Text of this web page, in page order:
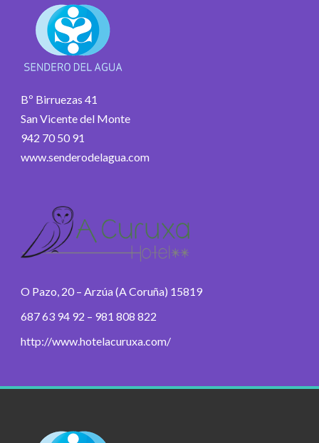
Bº Birruezas 41
San Vicente del Monte
942 70 50 91
www.senderodelagua.com
O Pazo, 20 – Arzúa (A Coruña) 15819
687 63 94 92 – 981 808 822
http://www.hotelacuruxa.com/